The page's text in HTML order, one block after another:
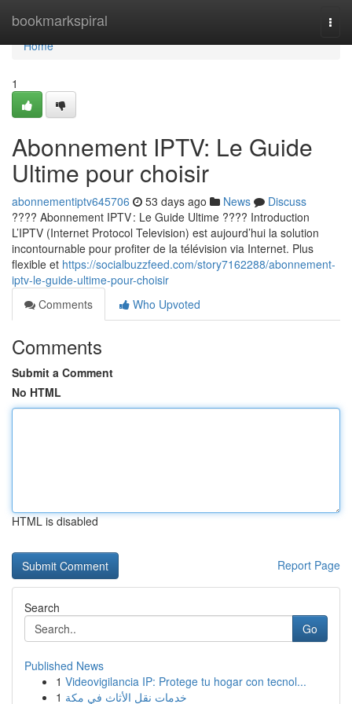
bookmarkspiral
Home
Home
1
Abonnement IPTV: Le Guide
Ultime pour choisir
abonnementiptv645706 53 days ago News
Discuss
???? Abonnement IPTV : Le Guide Ultime ???? Introduction
L’IPTV (Internet Protocol Television) est aujourd’hui la solution
incontournable pour profiter de la télévision via Internet. Plus
flexible et https://socialbuzzfeed.com/story7162288/abonnement-
iptv-le-guide-ultime-pour-choisir
Comments
Who Upvoted
Comments
Submit a Comment
No HTML
HTML is disabled
Report Page
Search
Go
Published News
1 Videovigilancia IP: Protege tu hogar con tecnol...
1 خدمات نقل الأثاث في مكة